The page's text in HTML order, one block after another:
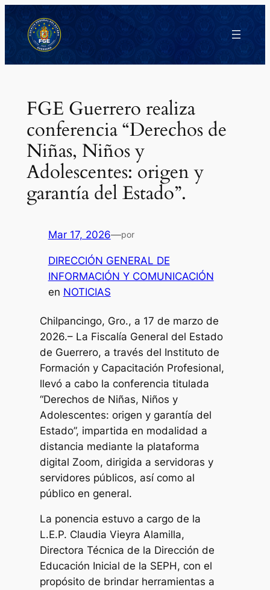
Saltar
al
contenido
FGE Guerrero realiza
conferencia “Derechos de
Niñas, Niños y
Adolescentes: origen y
garantía del Estado”.
Mar 17, 2026—por
DIRECCIÓN GENERAL DE
INFORMACIÓN Y COMUNICACIÓN
en NOTICIAS
Chilpancingo, Gro., a 17 de marzo de
2026.– La Fiscalía General del Estado
de Guerrero, a través del Instituto de
Formación y Capacitación Profesional,
llevó a cabo la conferencia titulada
“Derechos de Niñas, Niños y
Adolescentes: origen y garantía del
Estado”, impartida en modalidad a
distancia mediante la plataforma
digital Zoom, dirigida a servidoras y
servidores públicos, así como al
público en general.
La ponencia estuvo a cargo de la
L.E.P. Claudia Vieyra Alamilla,
Directora Técnica de la Dirección de
Educación Inicial de la SEPH, con el
propósito de brindar herramientas a